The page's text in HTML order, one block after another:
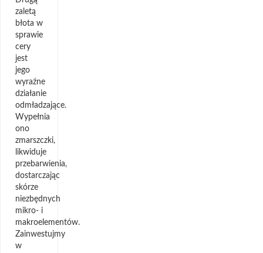
zaletą
błota w
sprawie
cery
jest
jego
wyraźne
działanie
odmładzające.
Wypełnia
ono
zmarszczki,
likwiduje
przebarwienia,
dostarczając
skórze
niezbędnych
mikro- i
makroelementów.
Zainwestujmy
w